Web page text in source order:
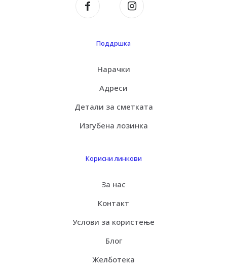
Поддршка
Нарачки
Адреси
Детали за сметката
Изгубена лозинка
Корисни линкови
За нас
Контакт
Услови за користење
Блог
Желботека